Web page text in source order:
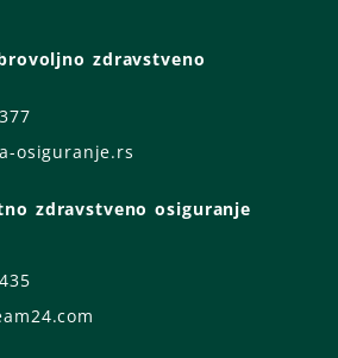
zdravstveno
osiguranje.rs
zdravstveno osiguranje